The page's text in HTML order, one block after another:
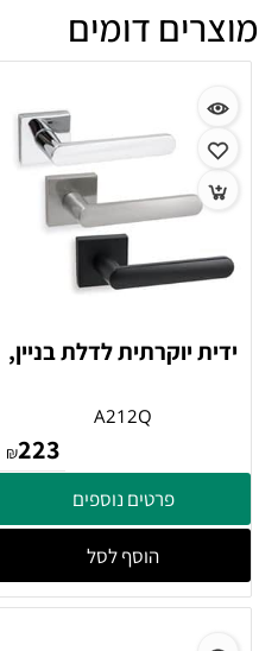
מוצרים דומים
ידית יוקרתית לדלת בניין,
A212Q
₪223
פרטים נוספים
הוסף לסל